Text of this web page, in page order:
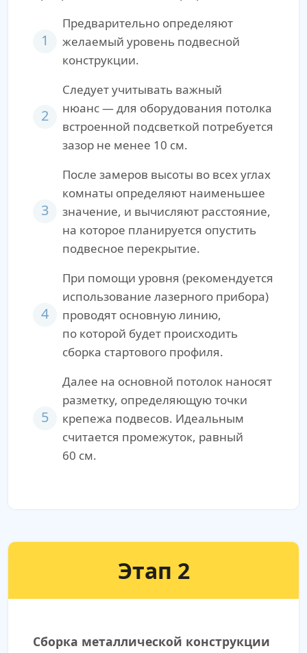
1
Предварительно определяют
желаемый уровень подвесной
конструкции.
2
Следует учитывать важный
нюанс — для оборудования потолка
встроенной подсветкой потребуется
зазор не менее 10 см.
3
После замеров высоты во всех углах
комнаты определяют наименьшее
значение, и вычисляют расстояние,
на которое планируется опустить
подвесное перекрытие.
4
При помощи уровня (рекомендуется
использование лазерного прибора)
проводят основную линию,
по которой будет происходить
сборка стартового профиля.
5
Далее на основной потолок наносят
разметку, определяющую точки
крепежа подвесов. Идеальным
считается промежуток, равный
60 см.
Этап 2
Сборка металлической конструкции